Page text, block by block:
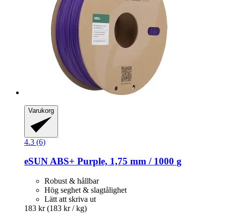
Varukorg
4.3 (6)
eSUNABS+ Purple, 1,75 mm / 1000 g
Robust & hållbar
Hög seghet & slagtålighet
Lätt att skriva ut
183 kr (183 kr / kg)